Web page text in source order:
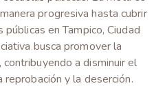
progresiva hasta cubrir
en Tampico, Ciudad
busca promover la
a disminuir el
y la deserción.